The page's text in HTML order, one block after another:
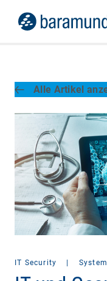
Alle Artikel
IT Security |